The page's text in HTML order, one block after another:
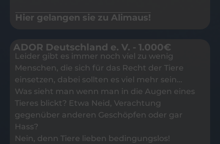
Hier gelangen sie zu Alimaus!
ADOR Deutschland e. V. - 1.000€
Leider gibt es immer noch viel zu wenig
Menschen, die sich für das Recht der Tiere
einsetzen, dabei sollten es viel mehr sein…
Was sieht man wenn man in die Augen eines
Tieres blickt? Etwa Neid, Verachtung
gegenüber anderen Geschöpfen oder gar
Hass?
Nein, denn Tiere lieben bedingungslos!